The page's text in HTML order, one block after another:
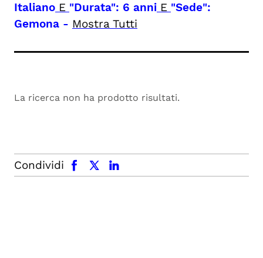
Italiano E "Durata": 6 anni E "Sede":
Gemona - Mostra Tutti
La ricerca non ha prodotto risultati.
Condividi
facebook x.com linkedin